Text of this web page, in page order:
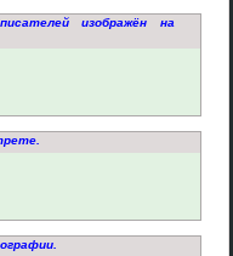
изображён на